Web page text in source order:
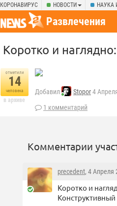
КОРОНАВИРУС НОВОСТИ НАУКА
Развлечения
Коротко и
отметили
14
человека
в архиве
Добавил Stopor4
1 комментарий
Комментарии
precedent, 4 Апреля
Коротко и